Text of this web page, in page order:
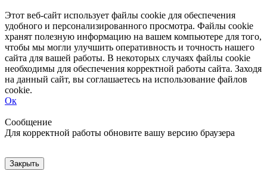
Этот веб-сайт использует файлы cookie для обеспечения
удобного и персонализированного просмотра. Файлы cookie
хранят полезную информацию на вашем компьютере для того,
чтобы мы могли улучшить оперативность и точность нашего
сайта для вашей работы. В некоторых случаях файлы cookie
необходимы для обеспечения корректной работы сайта. Заходя
на данный сайт, вы соглашаетесь на использование файлов
cookie.
Ок
Сообщение
Для корректной работы обновите вашу версию браузера
Закрыть